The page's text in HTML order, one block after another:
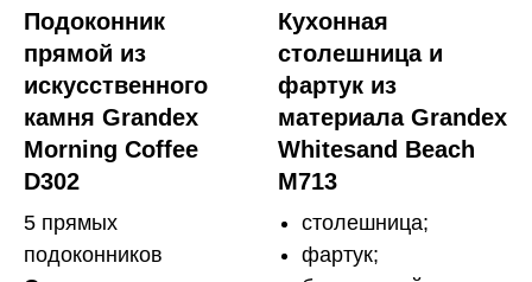
Подоконник
прямой из
искусственного
камня Grandex
Morning Coffee
D302
5 прямых
подоконников
Кухонная
столешница и
фартук из
материала Grandex
Whitesand Beach
M713
столешница;
фартук;